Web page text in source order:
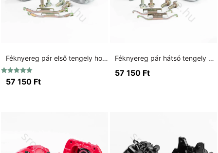
Féknyereg pár első tengely horgany
Értékelés:
5.00
57 150 Ft
Féknyereg pár hátsó tengely horgany
57 150 Ft